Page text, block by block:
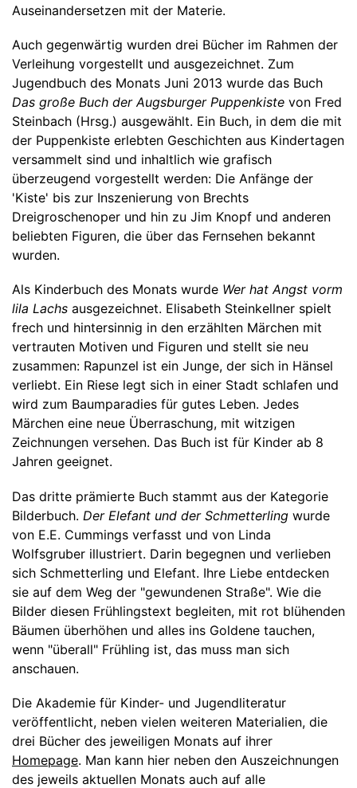
Auseinandersetzen mit der Materie.
Auch gegenwärtig wurden drei Bücher im Rahmen der
Verleihung vorgestellt und ausgezeichnet. Zum
Jugendbuch des Monats Juni 2013 wurde das Buch
Das große Buch der Augsburger Puppenkiste von Fred
Steinbach (Hrsg.) ausgewählt. Ein Buch, in dem die mit
der Puppenkiste erlebten Geschichten aus Kindertagen
versammelt sind und inhaltlich wie grafisch
überzeugend vorgestellt werden: Die Anfänge der
'Kiste' bis zur Inszenierung von Brechts
Dreigroschenoper und hin zu Jim Knopf und anderen
beliebten Figuren, die über das Fernsehen bekannt
wurden.
Als Kinderbuch des Monats wurde Wer hat Angst vorm
lila Lachs ausgezeichnet. Elisabeth Steinkellner spielt
frech und hintersinnig in den erzählten Märchen mit
vertrauten Motiven und Figuren und stellt sie neu
zusammen: Rapunzel ist ein Junge, der sich in Hänsel
verliebt. Ein Riese legt sich in einer Stadt schlafen und
wird zum Baumparadies für gutes Leben. Jedes
Märchen eine neue Überraschung, mit witzigen
Zeichnungen versehen. Das Buch ist für Kinder ab 8
Jahren geeignet.
Das dritte prämierte Buch stammt aus der Kategorie
Bilderbuch. Der Elefant und der Schmetterling wurde
von E.E. Cummings verfasst und von Linda
Wolfsgruber illustriert. Darin begegnen und verlieben
sich Schmetterling und Elefant. Ihre Liebe entdecken
sie auf dem Weg der "gewundenen Straße". Wie die
Bilder diesen Frühlingstext begleiten, mit rot blühenden
Bäumen überhöhen und alles ins Goldene tauchen,
wenn "überall" Frühling ist, das muss man sich
anschauen.
Die Akademie für Kinder- und Jugendliteratur
veröffentlicht, neben vielen weiteren Materialien, die
drei Bücher des jeweiligen Monats auf ihrer
Homepage. Man kann hier neben den Auszeichnungen
des jeweils aktuellen Monats auch auf alle